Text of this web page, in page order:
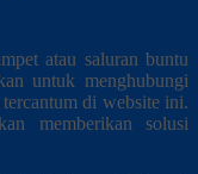
atau saluran buntu
untuk menghubungi
di website ini.
memberikan solusi